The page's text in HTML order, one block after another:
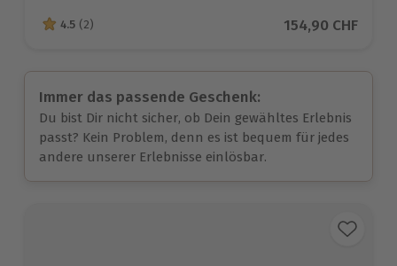
4.5 von 5 Sternen basierend auf 2 Bewertungen
4.5 (2) Aktueller Preis
154,90 CHF
Immer das passende Geschenk:
Du bist Dir nicht sicher, ob Dein gewähltes Erlebnis
passt? Kein Problem, denn es ist bequem für jedes
andere unserer Erlebnisse einlösbar.